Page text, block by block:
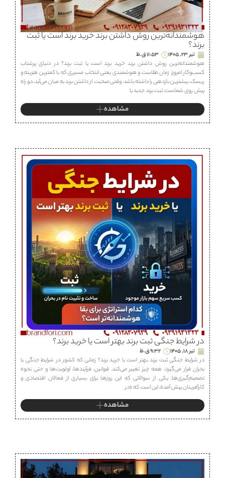
هوشمندانه‌ترین روش داشتن برند خرید برند است یا ثبت
برند؟
تیر 23, 1405
11:53 ق.ظ
هوشمندانه‌ترین روش داشتن برند خرید برند است یا ثبت برند؟ در دنیای پرشتاب
کسب‌وکار امروز، زمان طلاست و هوشمندی یعنی انتخاب مسیری که با کمترین هزینه و
ریسک، بیشترین بازدهی را داشته باشد. وقتی صحبت از داشتن برند به میان می‌آید، دو راه
پیش روی شماست: ثبت برند جدید یا
مشاهده
در شرایط جنگی ثبت برند بهتر است یا خرید برند؟
تیر 18, 1405
9:32 ق.ظ
در شرایط جنگی ثبت برند بهتر است یا خرید برند؟ زمانی که کشور در شرایط جنگی یا
بحران قرار می‌گیرد، همه چیز تغییر می‌کند. قوانین، فرآیندها، اولویت‌ها و حتی نحوه
تصمیم‌گیری‌ها. یکی از سوالاتی که این روزها برای بسیاری از فعالان اقتصادی و
کارآفرینان پیش آمده، این است که «در
مشاهده